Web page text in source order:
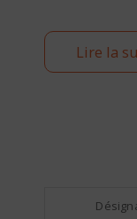
Lire la